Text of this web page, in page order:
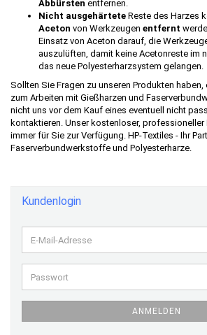
Abbürsten entfernen.
Nicht ausgehärtete Reste des Harzes
Aceton von Werkzeugen entfernt
Einsatz von Aceton darauf, die
auszulüften, damit keine Acetonreste im
das neue Polyesterharzsystem gelangen.
Sollten Sie Fragen zu unseren Produkten haben,
zum Arbeiten mit Gießharzen und
nicht uns vor dem Kauf eines eventuell nicht
kontaktieren. Unser kostenloser,
immer für Sie zur Verfügung. HP-Textiles - Ihr
Faserverbundwerkstoffe und Polyesterharze.
Kundenlogin
E-
Mail-
Adresse
Passwort
ANMELDEN